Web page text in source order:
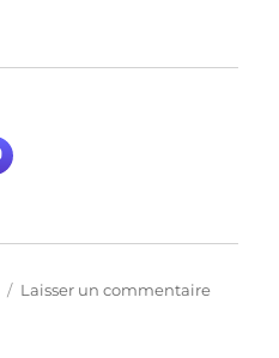
Laisser un commentairesur